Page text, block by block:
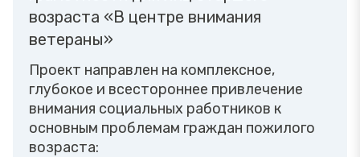
возраста «В центре внимания
ветераны»
Проект направлен на комплексное,
глубокое и всестороннее привлечение
внимания социальных работников к
основным проблемам граждан пожилого
возраста: